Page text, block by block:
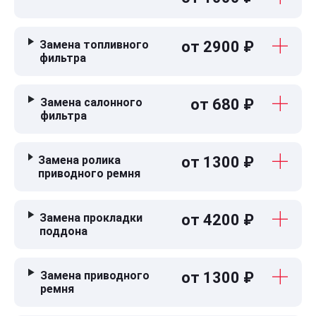
Замена топливного
фильтра
от 2900 ₽
Замена салонного
фильтра
от 680 ₽
Замена ролика
приводного ремня
от 1300 ₽
Замена прокладки
поддона
от 4200 ₽
Замена приводного
ремня
от 1300 ₽